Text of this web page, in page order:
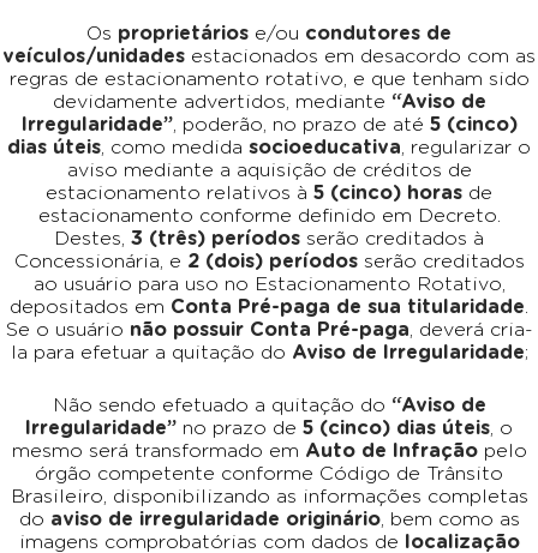
Os proprietários e/ou condutores de
veículos/unidades estacionados em desacordo com as
regras de estacionamento rotativo, e que tenham sido
devidamente advertidos, mediante “Aviso de
Irregularidade”, poderão, no prazo de até 5 (cinco)
dias úteis , como medida socioeducativa , regularizar o
aviso mediante a aquisição de créditos de
estacionamento relativos à 5 (cinco) horas de
estacionamento conforme definido em Decreto.
Destes, 3 (três) períodos serão creditados à
Concessionária, e 2 (dois) períodosserão creditados
ao usuário para uso no Estacionamento Rotativo,
depositados em Conta Pré-paga de sua titularidade
Se o usuário não possuir Conta Pré-paga , deverá cria-
la para efetuar a quitação do Aviso de Irregularidade;
Não sendo efetuado a quitação do “Aviso de
Irregularidade” no prazo de 5 (cinco) dias úteis , o
mesmo será transformado em Auto de Infraçãopelo
órgão competente conforme Código de Trânsito
Brasileiro, disponibilizando as informações completas
do aviso de irregularidade originário, bem como as
imagens comprobatórias com dados de
localização